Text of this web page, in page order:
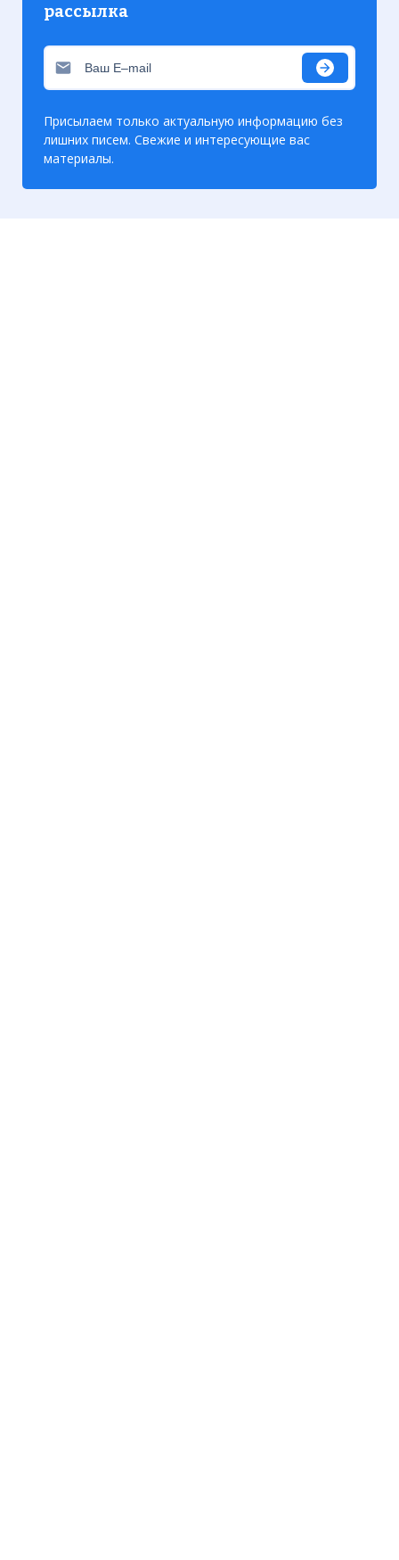
рассылка
Присылаем только актуальную информацию без
лишних писем. Свежие и интересующие вас
материалы.